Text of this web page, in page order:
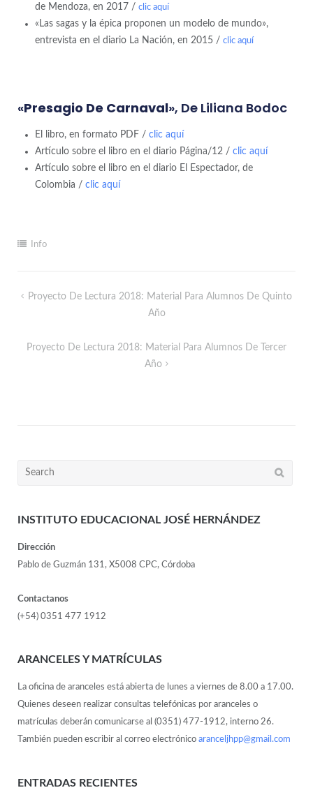
de Mendoza, en 2017 / clic aquí
«Las sagas y la épica proponen un modelo de mundo»,
entrevista en el diario La Nación, en 2015 / clic aquí
«Presagio De Carnaval», De Liliana Bodoc
El libro, en formato PDF / clic aquí
Artículo sobre el libro en el diario Página/12 / clic aquí
Artículo sobre el libro en el diario El Espectador, de
Colombia / clic aquí
Info
Proyecto De Lectura 2018: Material Para Alumnos De Quinto
Año
Proyecto De Lectura 2018: Material Para Alumnos De Tercer
Año
INSTITUTO EDUCACIONAL JOSÉ HERNÁNDEZ
Dirección
Pablo de Guzmán 131, X5008 CPC, Córdoba
Contactanos
(+54) 0351 477 1912
ARANCELES Y MATRÍCULAS
La oficina de aranceles está abierta de lunes a viernes de 8.00 a 17.00.
Quienes deseen realizar consultas telefónicas por aranceles o
matrículas deberán comunicarse al (0351) 477-1912, interno 26.
También pueden escribir al correo electrónico aranceljhpp@gmail.com
ENTRADAS RECIENTES